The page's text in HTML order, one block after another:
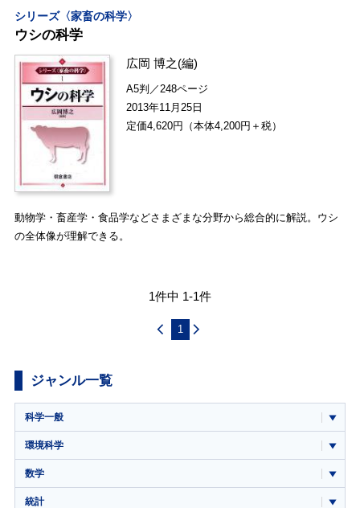
シリーズ〈家畜の科学〉
ウシの科学
広岡 博之(編)
A5判／248ページ
2013年11月25日
定価4,620円（本体4,200円＋税）
動物学・畜産学・食品学などさまざまな分野から総合的に解説。ウシ
の全体像が理解できる。
1件中 1-1件
1
ジャンル一覧
科学一般
環境科学
数学
統計